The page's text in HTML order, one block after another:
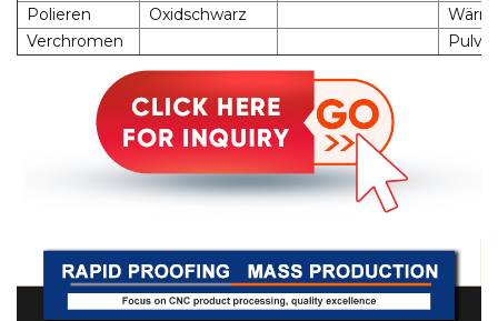
Polieren
Oxidschwarz
Verchromen